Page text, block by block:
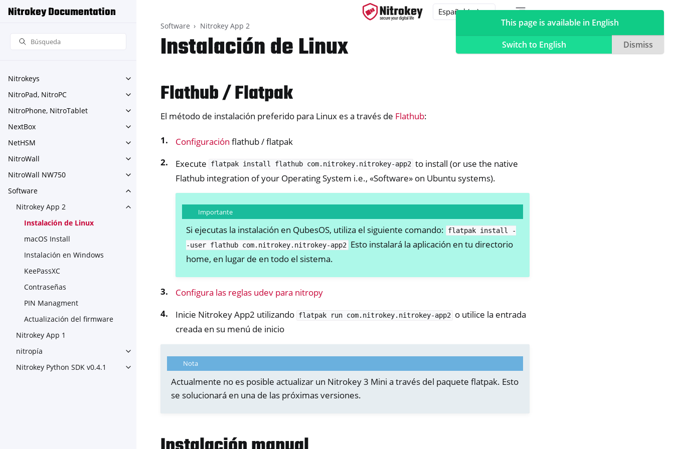
Nitrokey Documentation
Nitrokeys
Toggle navigation of Nitrokeys
NitroPad, NitroPC
Toggle navigation of NitroPad, NitroPC
NitroPhone, NitroTablet
Toggle navigation of NitroPhone, NitroTablet
NextBox
Toggle navigation of NextBox
NetHSM
Toggle navigation of NetHSM
NitroWall
Toggle navigation of NitroWall
NitroWall NW750
Toggle navigation of NitroWall NW750
Software
Toggle navigation of Software
Nitrokey App 2
Toggle navigation of Nitrokey App 2
Instalación de Linux
macOS Install
Instalación en Windows
KeePassXC
Contraseñas
PIN Managment
Actualización del firmware
Nitrokey App 1
nitropía
Toggle navigation of nitropía
Nitrokey Python SDK v0.4.1
Toggle navigation of Nitrokey Python SDK v0.4.1
Software Nitrokey App 2
Instalación de Linux
Flathub / Flatpak
El método de instalación preferido para Linux es a través de Flathub:
Configuración flathub / flatpak
Execute
flatpak install flathub com.nitrokey.nitrokey-app2 to install (or use the native
Flathub integration of your Operating System i.e., «Software» on Ubuntu systems).
Importante
Si ejecutas la instalación en QubesOS, utiliza el siguiente comando: flatpak install
-
-user flathub com.nitrokey.nitrokey-app2 Esto instalará la aplicación en tu directorio
home, en lugar de en todo el sistema.
Configura las reglas udev para nitropy
Inicie Nitrokey App2 utilizando flatpak run com.nitrokey.nitrokey-app2 o utilice la entrada
creada en su menú de inicio
Nota
Actualmente no es posible actualizar un Nitrokey 3 Mini a través del paquete flatpak. Esto
se solucionará en una de las próximas versiones.
This page is available in English
Switch to English
Dismiss